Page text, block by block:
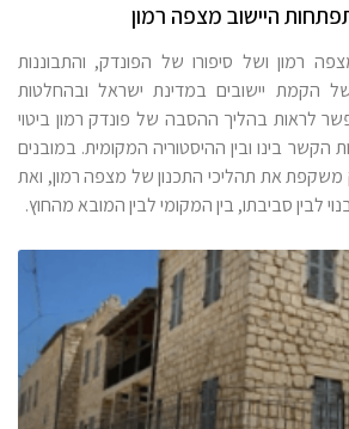
היישוב מצפה רמון
רמון ושל סיפורו של הפונדק, והתבוננות
של הקמת יישובים במדינת ישראל ובהחלטות
לראות בהליך ההסבה של פונדק רמון ביטוי
בינו ובין ההיסטוריה המקומית. במובנים
את תהליכי התכנון של מצפה רמון, ואת
לבין סביבתו, בין המקומי לבין המובא מהחוץ.